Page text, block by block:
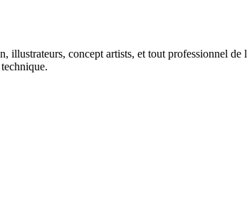
illustrateurs, concept artists, et tout professionnel de